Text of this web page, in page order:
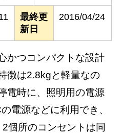
最終更
新日
2016/04/24
かつコンパクトな設計
徴は2.8kgと軽量なの
電時に、照明用の電源
電源などに利用でき、
個所のコンセントは同